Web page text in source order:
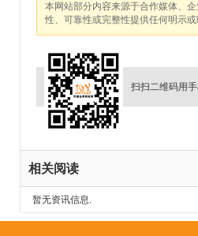
本网站部分内容来源于合作媒体、
性、可靠性或完整性提供任何明示
扫扫二维码用
相关阅读
暂无资讯信息.